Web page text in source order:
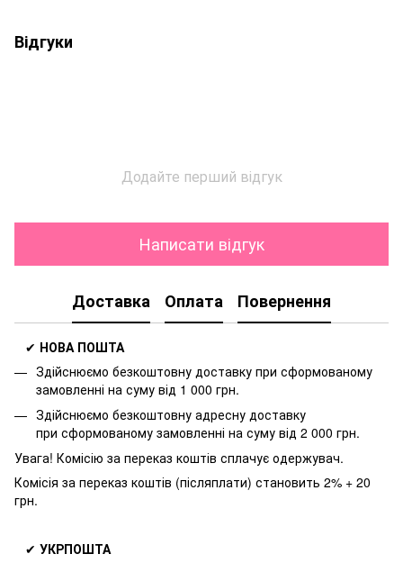
Відгуки
Додайте перший відгук
Написати відгук
Доставка Оплата Повернення
✔ НОВА ПОШТА
Здійснюємо безкоштовну доставку при сформованому
замовленні на суму від 1 000 грн.
Здійснюємо безкоштовну адресну доставку
при сформованому замовленні на суму від 2 000 грн.
Увага! Комісію за переказ коштів сплачує одержувач.
Комісія за переказ коштів (післяплати) становить 2% + 20
грн.
✔ УКРПОШТА